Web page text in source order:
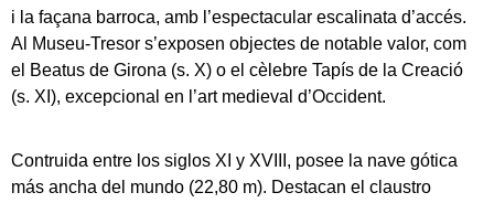
i la façana barroca, amb l’espectacular escalinata d’accés.
Al Museu-Tresor s’exposen objectes de notable valor, com
el Beatus de Girona (s. X) o el cèlebre Tapís de la Creació
(s. XI), excepcional en l’art medieval d’Occident.
Contruida entre los siglos XI y XVIII, posee la nave gótica
más ancha del mundo (22,80 m). Destacan el claustro